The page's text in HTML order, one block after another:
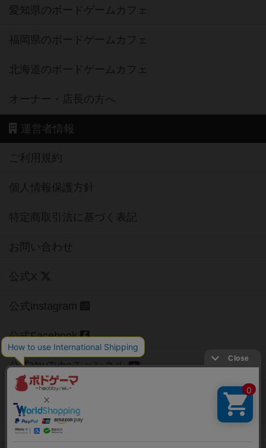
愛知県のボードゲームカフェ
福岡県のボードゲームカフェ
北海道のボードゲームカフェ
オーナー・店長の方へ
運営者情報
ご利用規約
個人情報保護方針
特定商取引法に基づく表記
お問い合わせ
公式X
公式instagram
公式Facebook
公式YouTubeチャンネル